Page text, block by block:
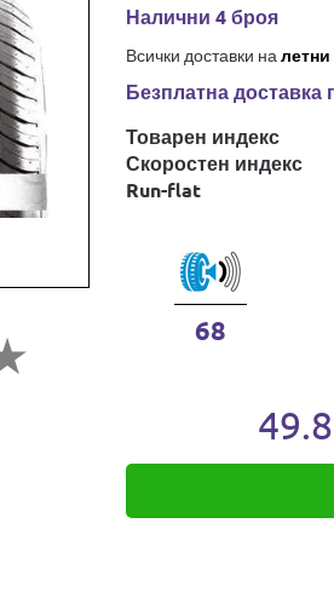
Налични 4 броя
Всички доставки на летни
Безплатна доставка
Товарен индекс
Скоростен индекс
Run-flat
68